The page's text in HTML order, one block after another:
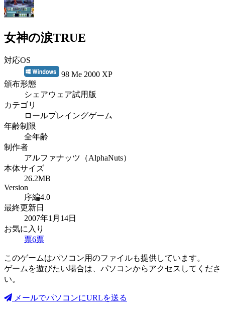
女神の涙TRUE
対応OS
98 Me 2000 XP
頒布形態
シェアウェア試用版
カテゴリ
ロールプレイングゲーム
年齢制限
全年齢
制作者
アルファナッツ（AlphaNuts）
本体サイズ
26.2MB
Version
序編4.0
最終更新日
2007年1月14日
お気に入り
票6票
このゲームはパソコン用のファイルも提供しています。
ゲームを遊びたい場合は、パソコンからアクセスしてくださ
い。
メールでパソコンにURLを送る